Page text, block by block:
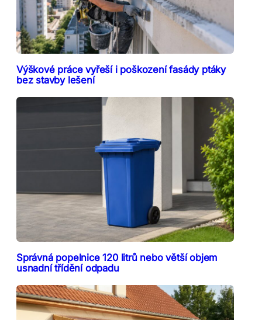
Výškové práce vyřeší i poškození fasády ptáky
bez stavby lešení
Správná popelnice 120 litrů nebo větší objem
usnadní třídění odpadu